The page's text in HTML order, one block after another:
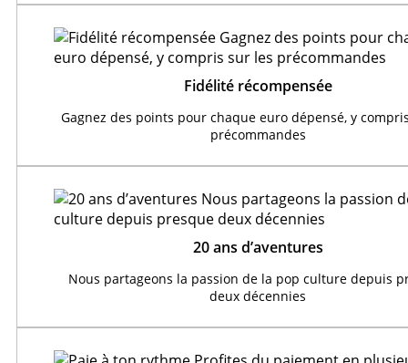
Fidélité récompensée
Gagnez des points pour chaque euro dépensé, y
précommandes
20 ans d’aventures
Nous partageons la passion de la pop culture depuis
deux décennies